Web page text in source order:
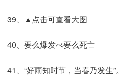
39、▲点击可查看大图
40、要么爆发べ要么死亡
41、“好雨知时节，当春乃发生”。